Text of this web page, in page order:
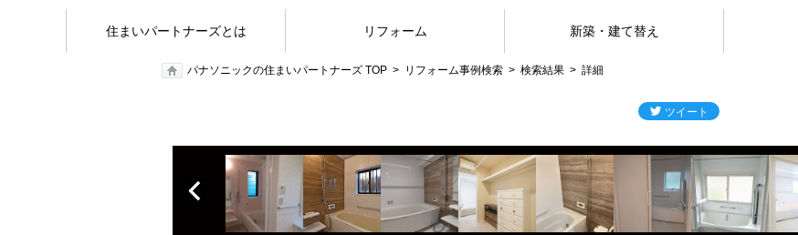
住まいパートナーズとは リフォーム 新築・建て替え
パナソニックの住まいパートナーズ TOP リフォーム事例検索 検索結果 詳細